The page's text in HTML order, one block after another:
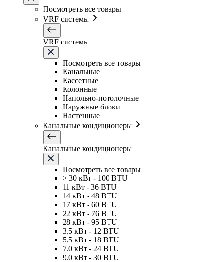
Посмотреть все товары
VRF системы
VRF системы
Посмотреть все товары
Канальные
Кассетные
Колонные
Напольно-потолочные
Наружные блоки
Настенные
Канальные кондиционеры
Канальные кондиционеры
Посмотреть все товары
> 30 кВт - 100 BTU
11 кВт - 36 BTU
14 кВт - 48 BTU
17 кВт - 60 BTU
22 кВт - 76 BTU
28 кВт - 95 BTU
3.5 кВт - 12 BTU
5.5 кВт - 18 BTU
7.0 кВт - 24 BTU
9.0 кВт - 30 BTU